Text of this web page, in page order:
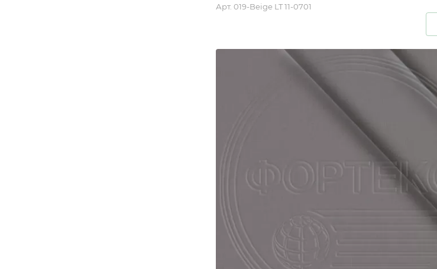
Арт. 019-Beige LT 11-0701